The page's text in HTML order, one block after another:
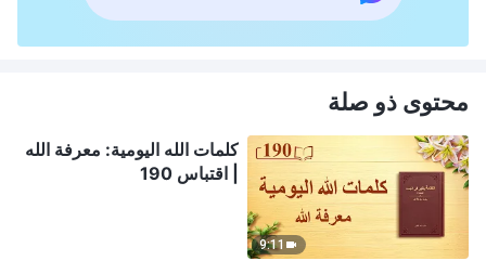
محتوى ذو صلة
9:11
كلمات الله اليومية: معرفة الله
| اقتباس 190